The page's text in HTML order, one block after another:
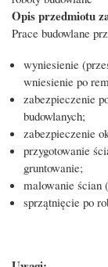
Opis przedmiotu
Prace budowlane
wyniesienie
wniesienie po
zabezpieczenie
budowlanych;
zabezpieczenie
przygotowanie
gruntowanie;
malowanie ścian
sprzątnięcie po